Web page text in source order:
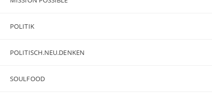
POLITIK
POLITISCH.NEU.DENKEN
SOULFOOD